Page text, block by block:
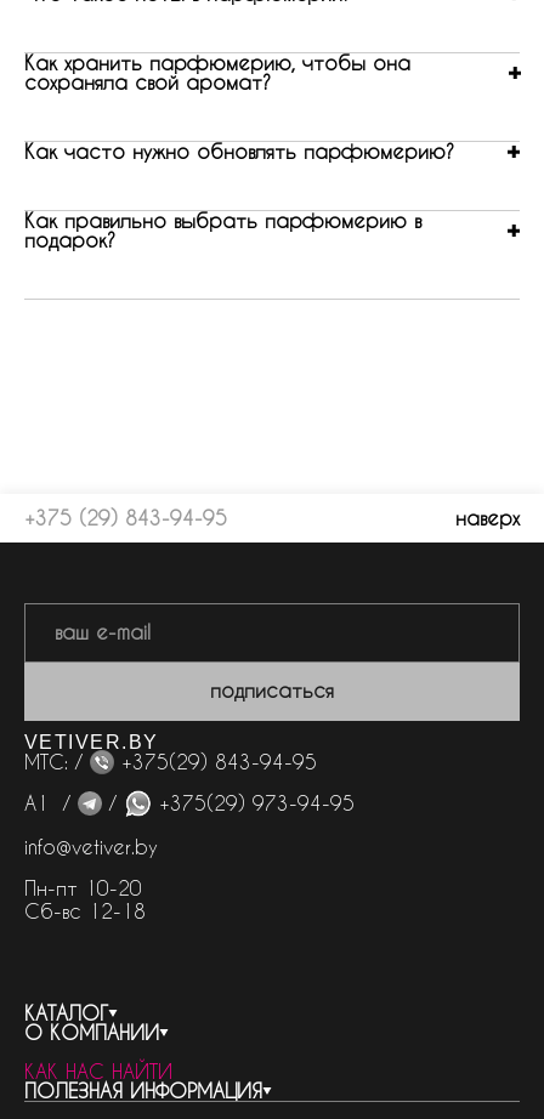
Как хранить парфюмерию, чтобы она
сохраняла свой аромат?
Как часто нужно обновлять парфюмерию?
Как правильно выбрать парфюмерию в
подарок?
+375 (29) 843-94-95 наверх
подписаться
VETIVER.BY
МТС: /
+375(29) 843-94-95
А1 /
/
+375(29) 973-94-95
info@vetiver.by
Пн-пт 10-20
Сб-вс 12-18
КАТАЛОГ
весь каталог
бренды
женская парфюмерия
О КОМПАНИИ
контакты
о компании
КАК НАС НАЙТИ
ПОЛЕЗНАЯ ИНФОРМАЦИЯ